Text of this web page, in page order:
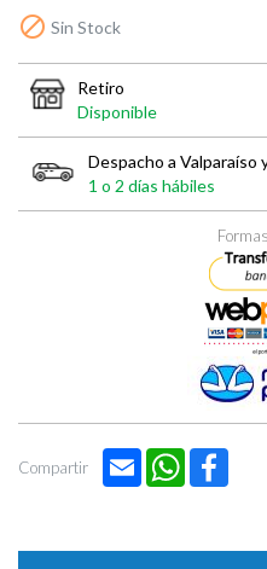
 Sin Stock
Retiro
Disponible
Despacho a Valparaíso
1 o 2 días hábiles
Compartir Email WhatsApp